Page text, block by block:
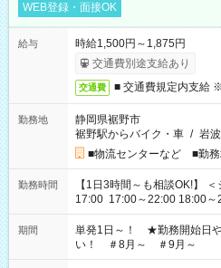
WEB登録・面接OK
給与
時給1,500円～1,875円
交通費別途支給あり
交通費 ■ 交通費規定内支給
勤務地
静岡県裾野市
裾野駅からバイク・車 / 岩
■物流センターなど ■勤務
勤務時間
【1日3時間～も相談OK!】 ＜シフト例＞ 9:00～12:00 12:00～
17:00 17:00～22:00 18:00～21:00 など こち
お気軽にご相談ください！
期間
単発1日～！ ★勤務開始日や
い！ ＃8月～ ＃9月～